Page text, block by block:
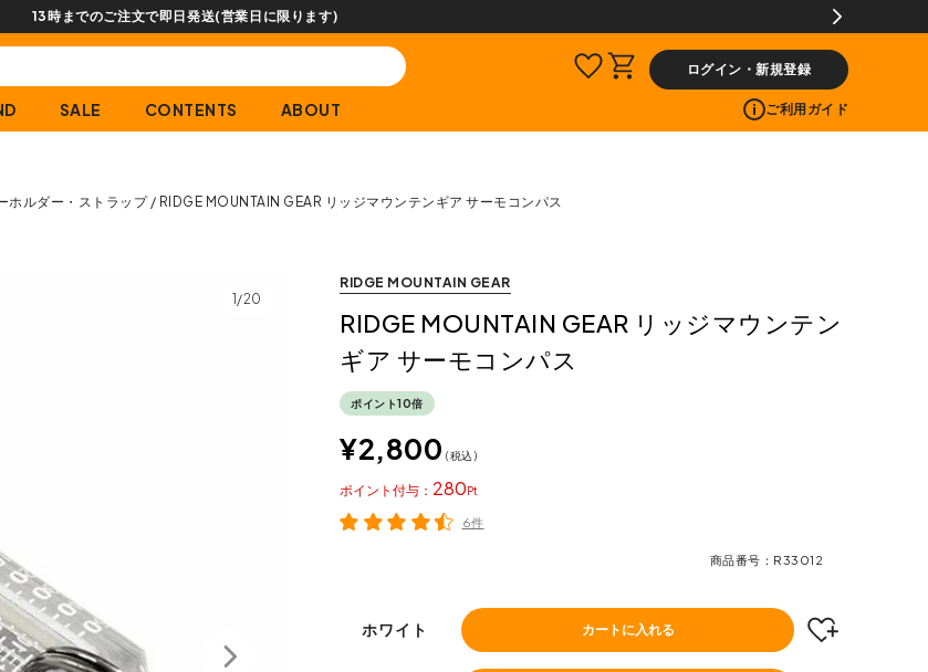
13時までのご注文で即日発送(営業日に限ります)
ログイン・新規登録
SALE CONTENTS ABOUT ご利用ガイド
ホルダー・ストラップ RIDGE MOUNTAIN GEAR リッジマウンテンギア サーモコンパス
1/20
RIDGE MOUNTAIN GEAR
RIDGE MOUNTAIN GEAR リッジマウンテン
ギア サーモコンパス
ポイント10倍
¥2,800 税込
280
ポイント
6件
商品番号 R33012
ホワイト カートに入れる